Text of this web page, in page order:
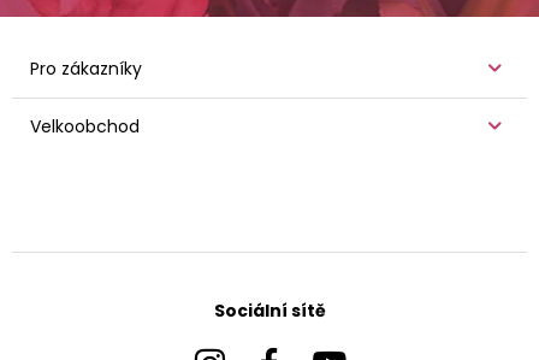
Pro zákazníky
Velkoobchod
Sociální sítě